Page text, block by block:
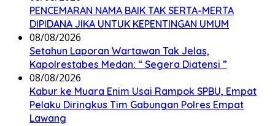
PENCEMARAN NAMA BAIK TAK SERTA-MERTA
DIPIDANA JIKA UNTUK KEPENTINGAN UMUM
08/08/2026
Setahun Laporan Wartawan Tak Jelas,
Kapolrestabes Medan: “ Segera Diatensi ”
08/08/2026
Kabur ke Muara Enim Usai Rampok SPBU, Empat
Pelaku Diringkus Tim Gabungan Polres Empat
Lawang